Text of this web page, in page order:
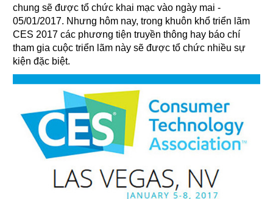
chung sẽ được tổ chức khai mạc vào ngày mai -
05/01/2017. Nhưng hôm nay, trong khuôn khổ triển lãm
CES 2017 các phương tiện truyền thông hay báo chí
tham gia cuộc triển lãm này sẽ được tổ chức nhiều sự
kiện đặc biệt.